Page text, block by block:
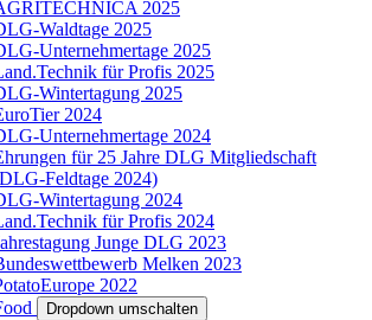
2025
Waldtage 2025
Unternehmertage 2025
für Profis 2025
Wintertagung 2025
2024
Unternehmertage 2024
für 25 Jahre DLG Mitgliedschaft
Feldtage 2024)
Wintertagung 2024
für Profis 2024
Junge DLG 2023
Melken 2023
2022
Dropdown umschalten